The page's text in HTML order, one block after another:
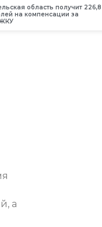
область получит 226,8
на компенсации за
а